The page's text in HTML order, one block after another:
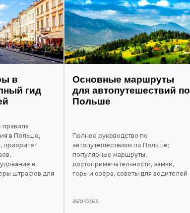
в
гид
правила
в Польше,
приоритет
в
штрафов для
Основные маршруты
для автопутешествий по
Польше
Полное руководство по
автопутешествиям по Польше:
популярные маршруты,
достопримечательности, замки,
горы и озёра, советы для водителей
25/01/2026